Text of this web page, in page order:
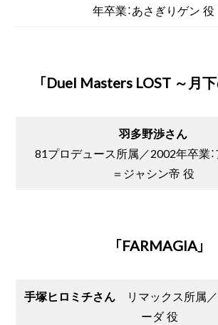
年卒業：あさぎりゲン 役
「Duel Masters LOST ～月下
羽多野渉さん
81プロデュース所属／2002年卒業
＝ジャシン帝 役
「FARMAGIA」
手塚ヒロミチさん リマックス所属／
ーダ 役